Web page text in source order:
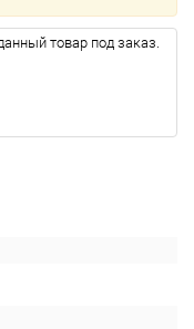
товар под заказ.